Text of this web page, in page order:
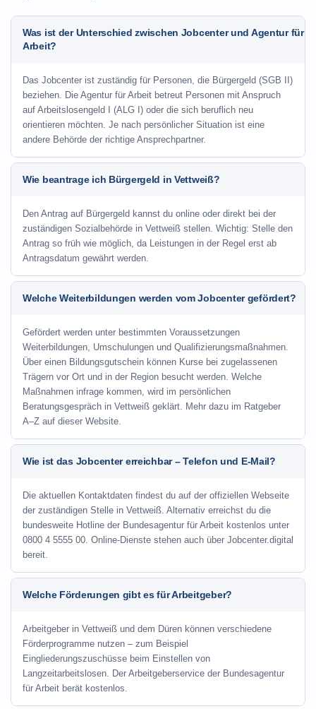
Was ist der Unterschied zwischen Jobcenter und Agentur für
Arbeit?
Das Jobcenter ist zuständig für Personen, die Bürgergeld (SGB II)
beziehen. Die Agentur für Arbeit betreut Personen mit Anspruch
auf Arbeitslosengeld I (ALG I) oder die sich beruflich neu
orientieren möchten. Je nach persönlicher Situation ist eine
andere Behörde der richtige Ansprechpartner.
Wie beantrage ich Bürgergeld in Vettweiß?
Den Antrag auf Bürgergeld kannst du online oder direkt bei der
zuständigen Sozialbehörde in Vettweiß stellen. Wichtig: Stelle den
Antrag so früh wie möglich, da Leistungen in der Regel erst ab
Antragsdatum gewährt werden.
Welche Weiterbildungen werden vom Jobcenter gefördert?
Gefördert werden unter bestimmten Voraussetzungen
Weiterbildungen, Umschulungen und Qualifizierungsmaßnahmen.
Über einen Bildungsgutschein können Kurse bei zugelassenen
Trägern vor Ort und in der Region besucht werden. Welche
Maßnahmen infrage kommen, wird im persönlichen
Beratungsgespräch in Vettweiß geklärt. Mehr dazu im Ratgeber
A–Z auf dieser Website.
Wie ist das Jobcenter erreichbar – Telefon und E-Mail?
Die aktuellen Kontaktdaten findest du auf der offiziellen Webseite
der zuständigen Stelle in Vettweiß. Alternativ erreichst du die
bundesweite Hotline der Bundesagentur für Arbeit kostenlos unter
0800 4 5555 00. Online-Dienste stehen auch über Jobcenter.digital
bereit.
Welche Förderungen gibt es für Arbeitgeber?
Arbeitgeber in Vettweiß und dem Düren können verschiedene
Förderprogramme nutzen – zum Beispiel
Eingliederungszuschüsse beim Einstellen von
Langzeitarbeitslosen. Der Arbeitgeberservice der Bundesagentur
für Arbeit berät kostenlos.